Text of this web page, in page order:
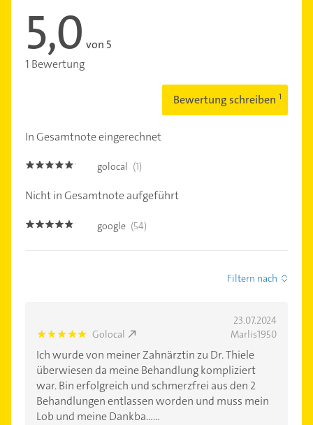
5,0 von 5
1 Bewertung
Bewertung schreiben
In Gesamtnote eingerechnet
5.0 golocal (1)
Nicht in Gesamtnote aufgeführt
4.7000003 google (54)
Filtern nach
23.07.2024
5.0 Golocal Marlis1950
Ich wurde von meiner Zahnärztin zu Dr. Thiele
überwiesen da meine Behandlung kompliziert
war. Bin erfolgreich und schmerzfrei aus den 2
Behandlungen entlassen worden und muss mein
Lob und meine Dankba......